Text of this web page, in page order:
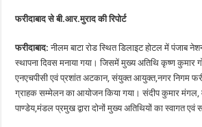
फरीदाबाद से बी.आर.मुराद की रिपोर्ट
फरीदाबाद: नीलम बाटा रोड स्थित डिलाइट होटल में पंजाब
स्थापना दिवस मनाया गया। जिसमें मुख्य अतिथि कृष्ण कुमार
एनएचपीसी एवं प्रशांत अटकान, संयुक्त आयुक्त,नगर निगम
ग्राहक सम्मेलन का आयोजन किया गया। संदीप कुमार मंगल,
पाण्डेय,मंडल प्रमुख द्वारा दोनों मुख्य अतिथियों का स्वागत एवं